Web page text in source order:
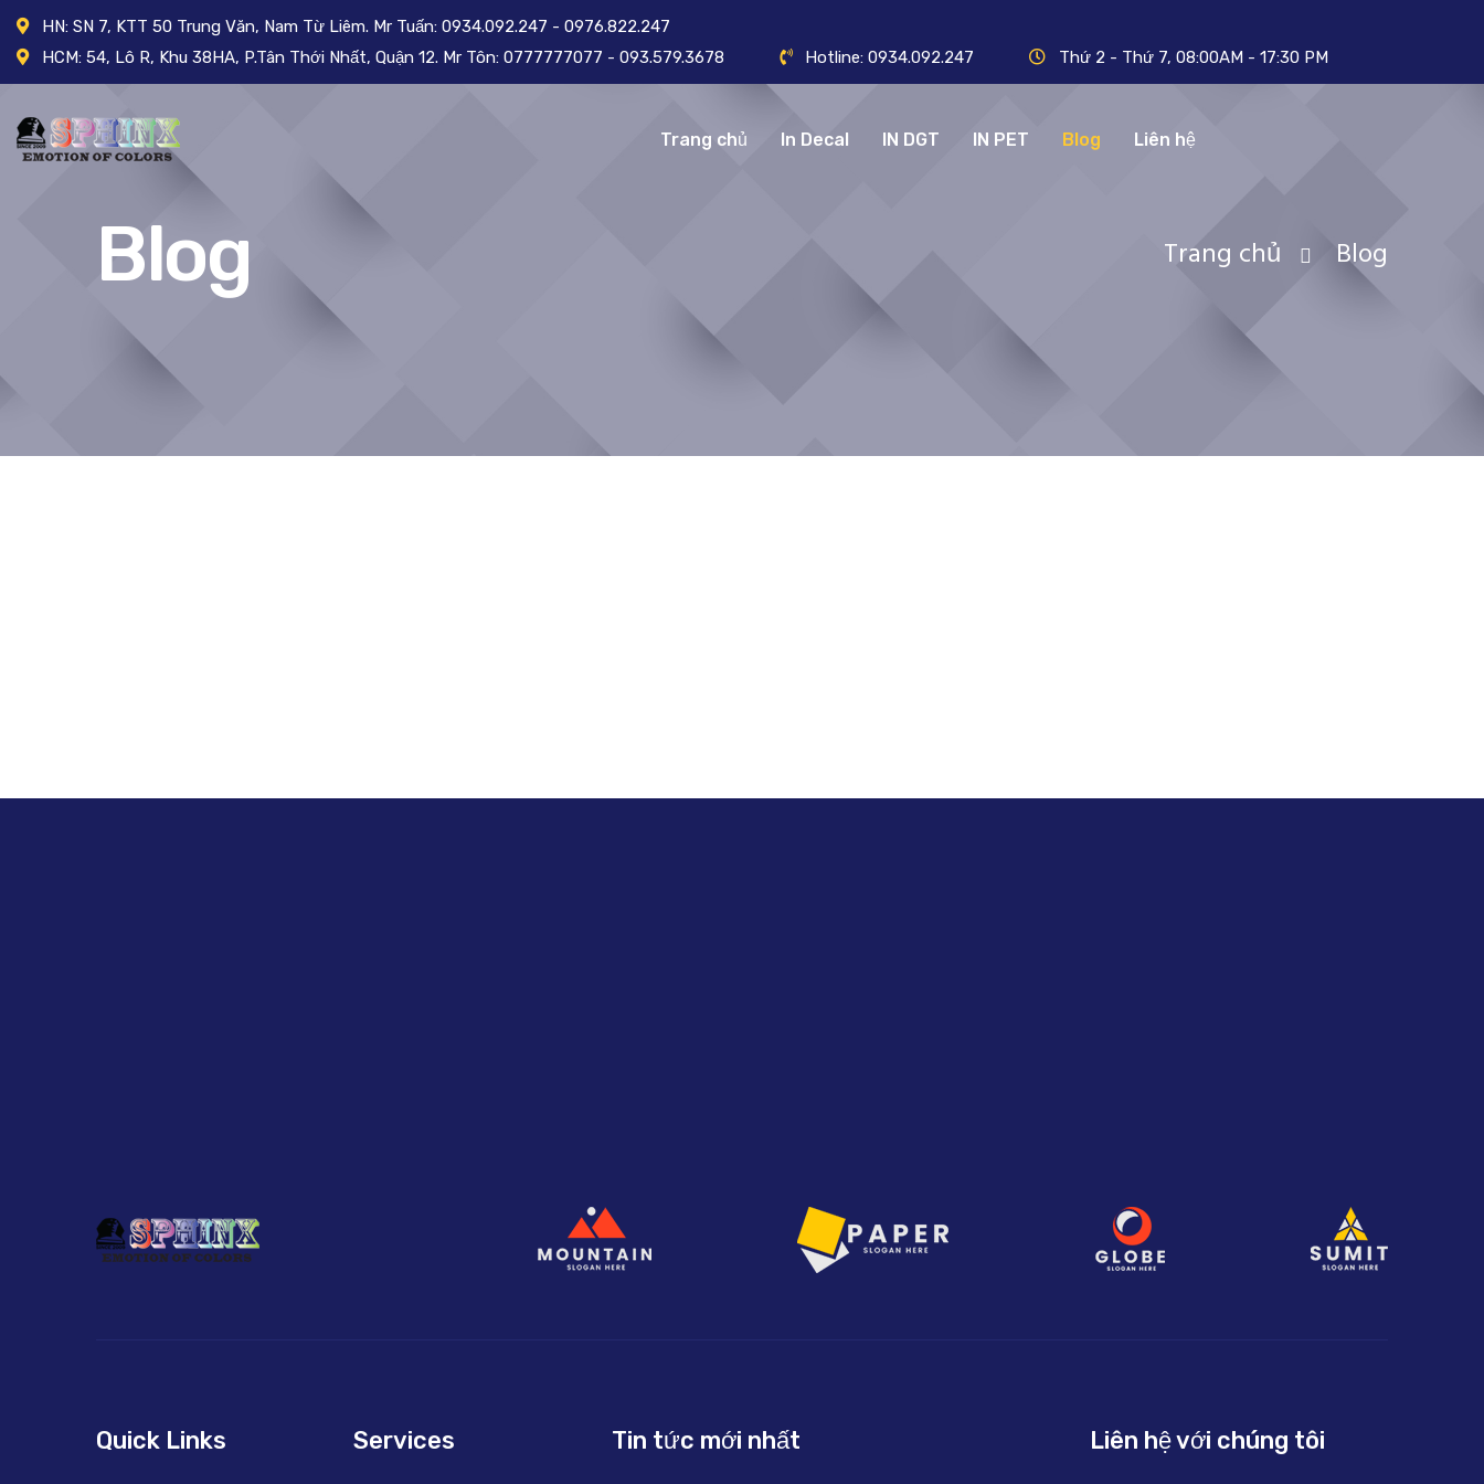
HN: SN 7, KTT 50 Trung Văn, Nam Từ Liêm. Mr Tuấn: 0934.092.247 - 0976.822.247
HCM: 54, Lô R, Khu 38HA, P.Tân Thới Nhất, Quận 12. Mr Tôn: 0777777077 - 093.579.3678
Hotline: 0934.092.247 Thứ 2 - Thứ 7, 08:00AM - 17:30 PM
Trang chủ In Decal IN DGT IN PET Blog Liên hệ
Blog Trang chủ Blog
Quick Links Services Tin tức mới nhất Liên hệ với chúng tôi